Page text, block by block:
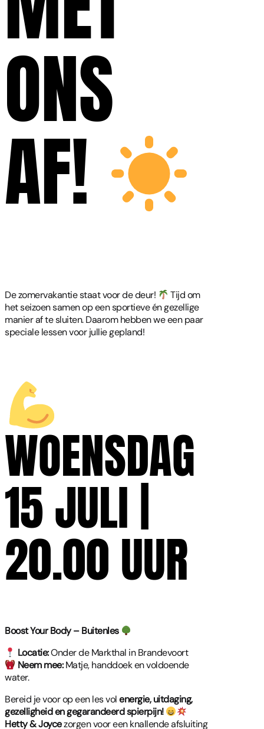
ONS
AF!
De zomervakantie staat voor de deur!
Tijd om
het seizoen samen op een sportieve én gezellige
manier af te sluiten. Daarom hebben we een paar
speciale lessen voor jullie gepland!
WOENSDAG
15 JULI |
20.00 UUR
Boost Your Body – Buitenles
Locatie:Onder de Markthal in Brandevoort
Neem mee:Matje, handdoek en voldoende
water.
Bereid je voor op een les volenergie, uitdaging,
gezelligheid en gegarandeerd spierpijn!
Hetty & Joycezorgen voor een knallende afsluiting